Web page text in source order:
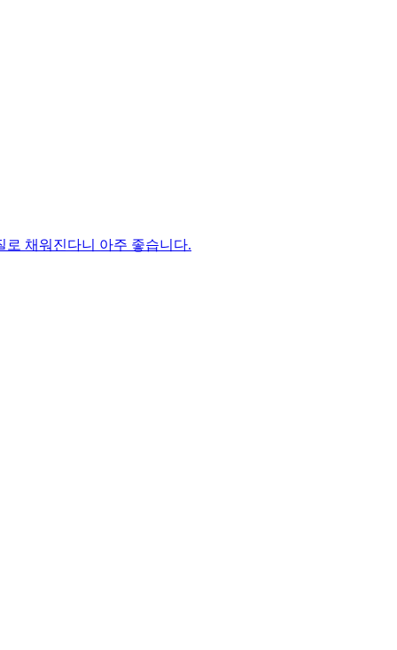
채워진다니 아주 좋습니다.